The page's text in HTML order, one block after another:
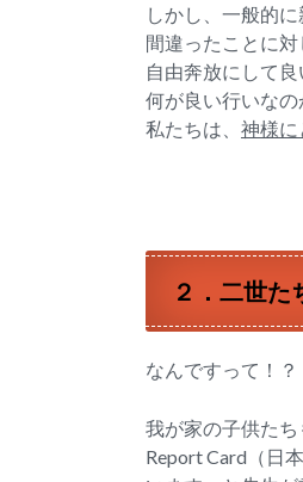
しかし、一般的
間違ったことに対
自由奔放にして良
何が良い行いなの
私たちは、 神様に
２．二世た
なんですって！
我が家の子供た
Report Card（日